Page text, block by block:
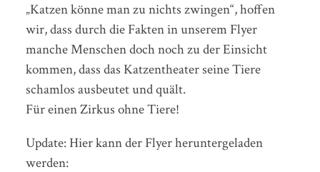
„Katzen könne man zu nichts zwingen“, hoffen
wir, dass durch die Fakten in unserem Flyer
manche Menschen doch noch zu der Einsicht
kommen, dass das Katzentheater seine Tiere
schamlos ausbeutet und quält.
Für einen Zirkus ohne Tiere!
Update: Hier kann der Flyer heruntergeladen
werden: